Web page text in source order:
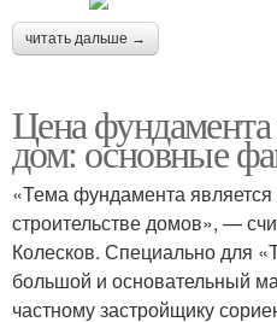
читать дальше →
Цена
дом: основные
«Тема фундамента
строительстве домов», —
Колесков. Специально для
большой и основательный
частному застройщику